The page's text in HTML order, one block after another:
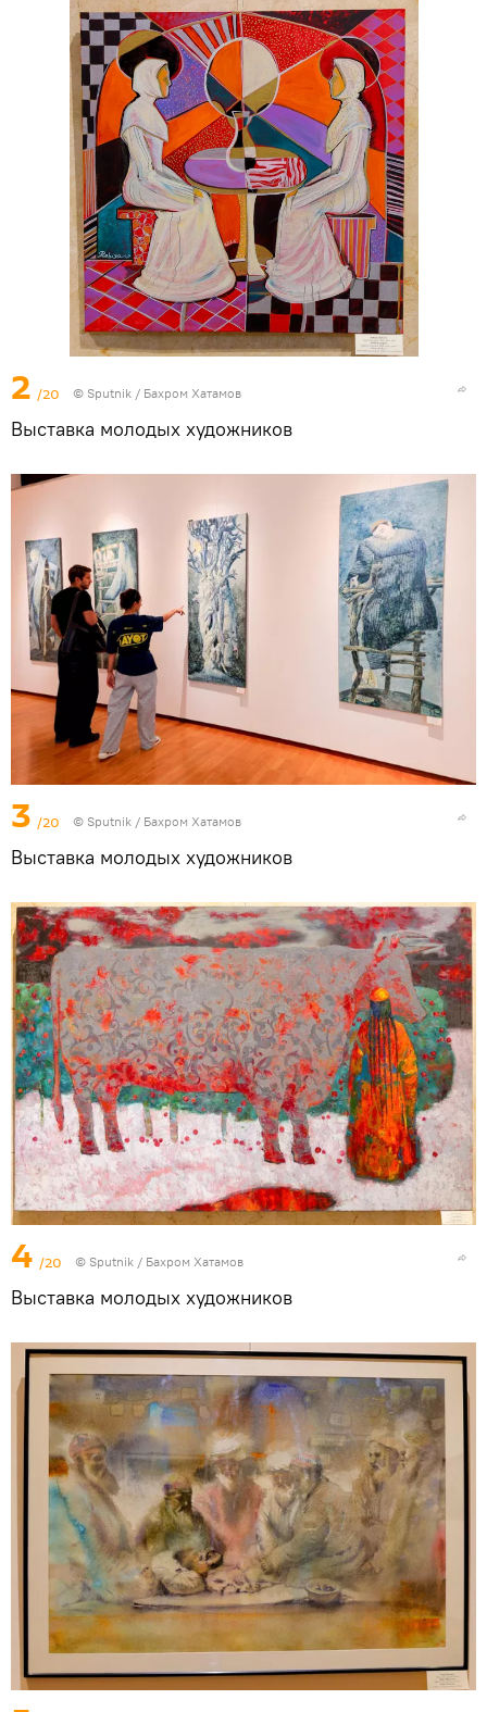
2 /20 © Sputnik / Бахром Хатамов
Выставка молодых художников
3 /20 © Sputnik / Бахром Хатамов
Выставка молодых художников
4 /20 © Sputnik / Бахром Хатамов
Выставка молодых художников